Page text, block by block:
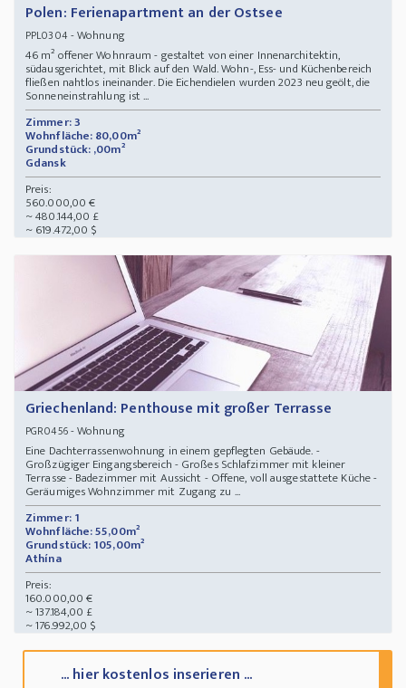
Polen: Ferienapartment an der Ostsee
PPL0304- Wohnung
46 m² offener Wohnraum - gestaltet von einer Innenarchitektin,
südausgerichtet, mit Blick auf den Wald. Wohn-, Ess- und Küchenbereich
fließen nahtlos ineinander. Die Eichendielen wurden 2023 neu geölt, die
Sonneneinstrahlung ist ...
Zimmer: 3
Wohnfläche: 80,00m²
Grundstück: ,00m²
Gdansk
Preis:
560.000,00 €
~ 480.144,00 £
~ 619.472,00 $
Griechenland: Penthouse mit großer Terrasse
PGR0456- Wohnung
Eine Dachterrassenwohnung in einem gepflegten Gebäude. -
Großzügiger Eingangsbereich - Großes Schlafzimmer mit kleiner
Terrasse - Badezimmer mit Aussicht - Offene, voll ausgestattete Küche -
Geräumiges Wohnzimmer mit Zugang zu ...
Zimmer: 1
Wohnfläche: 55,00m²
Grundstück: 105,00m²
Athína
Preis:
160.000,00 €
~ 137.184,00 £
~ 176.992,00 $
... hier kostenlos inserieren ...